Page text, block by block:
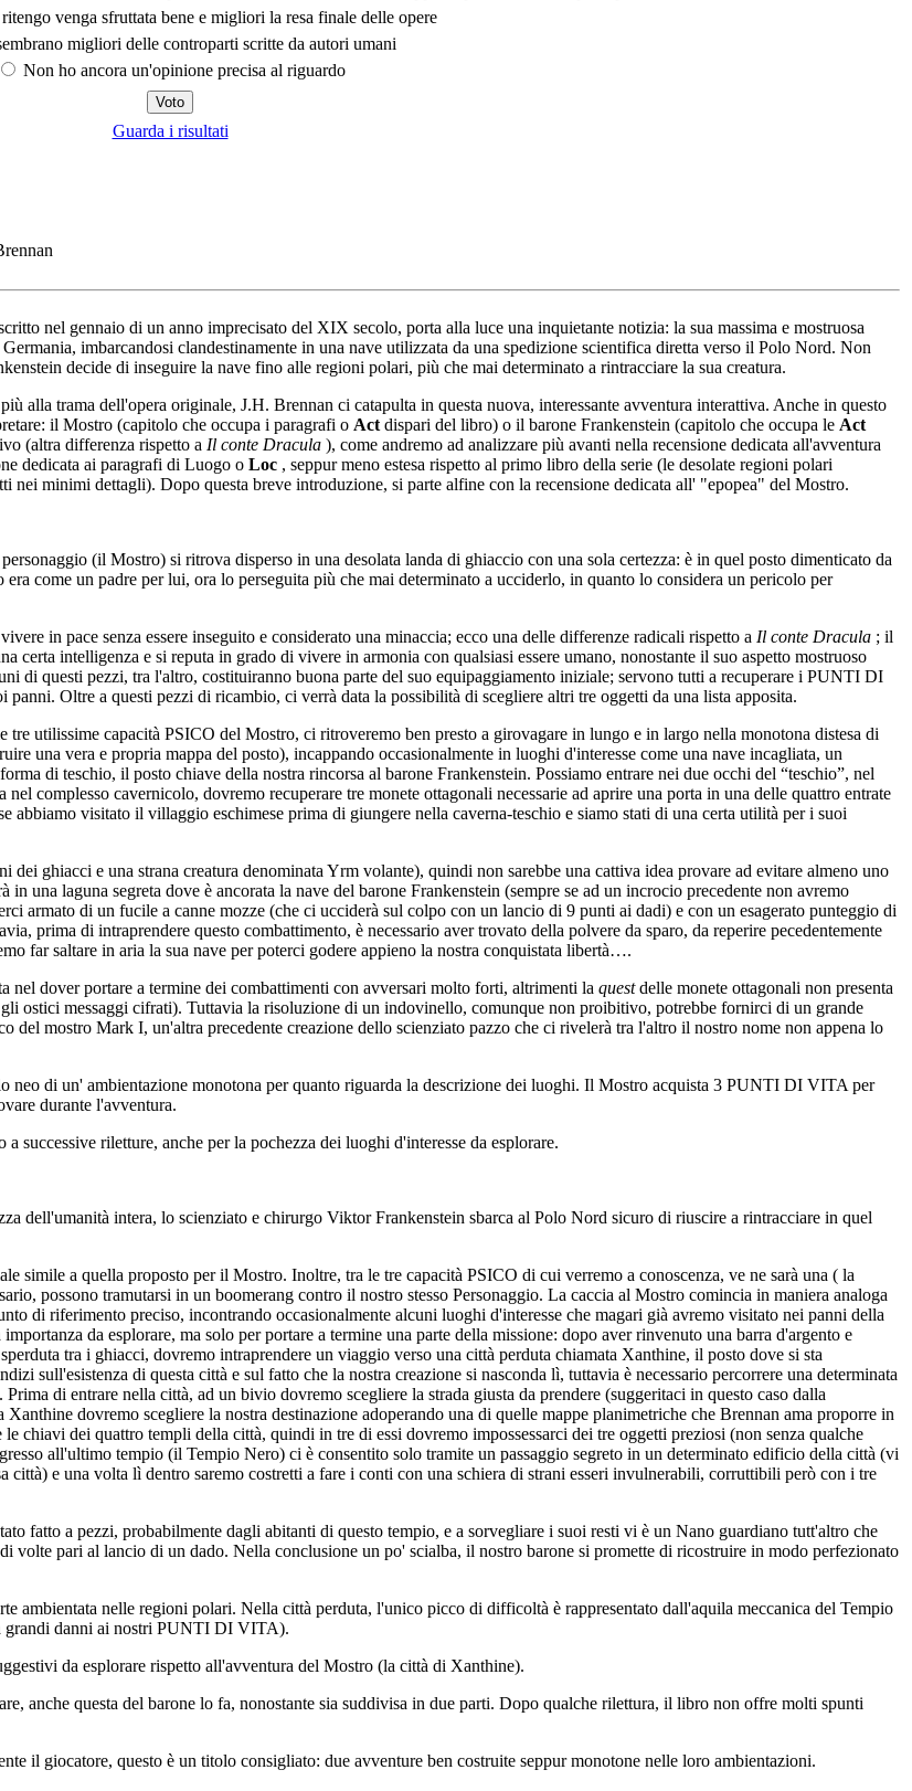
venga sfruttata bene e migliori la resa finale delle opere
migliori delle controparti scritte da autori umani
Non ho ancora un'opinione precisa al riguardo
Guarda i risultati
nel gennaio di un anno imprecisato del XIX secolo, porta alla luce una inquietante notizia: la sua massima e mostruosa
imbarcandosi clandestinamente in una nave utilizzata da una spedizione scientifica diretta verso il Polo Nord. Non
decide di inseguire la nave fino alle regioni polari, più che mai determinato a rintracciare la sua creatura.
alla trama dell'opera originale, J.H. Brennan ci catapulta in questa nuova, interessante avventura interattiva. Anche in questo
il Mostro (capitolo che occupa i paragrafi o Act dispari del libro) o il barone Frankenstein (capitolo che occupa le Act
(altra differenza rispetto a Il conte Dracula ), come andremo ad analizzare più avanti nella recensione dedicata all'avventura
dedicata ai paragrafi di Luogo o Loc , seppur meno estesa rispetto al primo libro della serie (le desolate regioni polari
nei minimi dettagli). Dopo questa breve introduzione, si parte alfine con la recensione dedicata all' "epopea" del Mostro.
(il Mostro) si ritrova disperso in una desolata landa di ghiaccio con una sola certezza: è in quel posto dimenticato da
come un padre per lui, ora lo perseguita più che mai determinato a ucciderlo, in quanto lo considera un pericolo per
in pace senza essere inseguito e considerato una minaccia; ecco una delle differenze radicali rispetto a Il conte Dracula ; il
certa intelligenza e si reputa in grado di vivere in armonia con qualsiasi essere umano, nonostante il suo aspetto mostruoso
di questi pezzi, tra l'altro, costituiranno buona parte del suo equipaggiamento iniziale; servono tutti a recuperare i PUNTI DI
Oltre a questi pezzi di ricambio, ci verrà data la possibilità di scegliere altri tre oggetti da una lista apposita.
utilissime capacità PSICO del Mostro, ci ritroveremo ben presto a girovagare in lungo e in largo nella monotona distesa di
una vera e propria mappa del posto), incappando occasionalmente in luoghi d'interesse come una nave incagliata, un
di teschio, il posto chiave della nostra rincorsa al barone Frankenstein. Possiamo entrare nei due occhi del “teschio”, nel
complesso cavernicolo, dovremo recuperare tre monete ottagonali necessarie ad aprire una porta in una delle quattro entrate
abbiamo visitato il villaggio eschimese prima di giungere nella caverna-teschio e siamo stati di una certa utilità per i suoi
ghiacci e una strana creatura denominata Yrm volante), quindi non sarebbe una cattiva idea provare ad evitare almeno uno
una laguna segreta dove è ancorata la nave del barone Frankenstein (sempre se ad un incrocio precedente non avremo
armato di un fucile a canne mozze (che ci ucciderà sul colpo con un lancio di 9 punti ai dadi) e con un esagerato punteggio di
prima di intraprendere questo combattimento, è necessario aver trovato della polvere da sparo, da reperire pecedentemente
far saltare in aria la sua nave per poterci godere appieno la nostra conquistata libertà….
dover portare a termine dei combattimenti con avversari molto forti, altrimenti la questdelle monete ottagonali non presenta
ostici messaggi cifrati). Tuttavia la risoluzione di un indovinello, comunque non proibitivo, potrebbe fornirci di un grande
del mostro Mark I, un'altra precedente creazione dello scienziato pazzo che ci rivelerà tra l'altro il nostro nome non appena lo
neo di un' ambientazione monotona per quanto riguarda la descrizione dei luoghi. Il Mostro acquista 3 PUNTI DI VITA per
durante l'avventura.
successive riletture, anche per la pochezza dei luoghi d'interesse da esplorare.
dell'umanità intera, lo scienziato e chirurgo Viktor Frankenstein sbarca al Polo Nord sicuro di riuscire a rintracciare in quel
simile a quella proposto per il Mostro. Inoltre, tra le tre capacità PSICO di cui verremo a conoscenza, ve ne sarà una ( la
possono tramutarsi in un boomerang contro il nostro stesso Personaggio. La caccia al Mostro comincia in maniera analoga
di riferimento preciso, incontrando occasionalmente alcuni luoghi d'interesse che magari già avremo visitato nei panni della
da esplorare, ma solo per portare a termine una parte della missione: dopo aver rinvenuto una barra d'argento e
tra i ghiacci, dovremo intraprendere un viaggio verso una città perduta chiamata Xanthine, il posto dove si sta
sull'esistenza di questa città e sul fatto che la nostra creazione si nasconda lì, tuttavia è necessario percorrere una determinata
di entrare nella città, ad un bivio dovremo scegliere la strada giusta da prendere (suggeritaci in questo caso dalla
dovremo scegliere la nostra destinazione adoperando una di quelle mappe planimetriche che Brennan ama proporre in
chiavi dei quattro templi della città, quindi in tre di essi dovremo impossessarci dei tre oggetti preziosi (non senza qualche
all'ultimo tempio (il Tempio Nero) ci è consentito solo tramite un passaggio segreto in un determinato edificio della città (vi
città) e una volta lì dentro saremo costretti a fare i conti con una schiera di strani esseri invulnerabili, corruttibili però con i tre
fatto a pezzi, probabilmente dagli abitanti di questo tempio, e a sorvegliare i suoi resti vi è un Nano guardiano tutt'altro che
volte pari al lancio di un dado. Nella conclusione un po' scialba, il nostro barone si promette di ricostruire in modo perfezionato
ambientata nelle regioni polari. Nella città perduta, l'unico picco di difficoltà è rappresentato dall'aquila meccanica del Tempio
grandi danni ai nostri PUNTI DI VITA).
da esplorare rispetto all'avventura del Mostro (la città di Xanthine).
anche questa del barone lo fa, nonostante sia suddivisa in due parti. Dopo qualche rilettura, il libro non offre molti spunti
il giocatore, questo è un titolo consigliato: due avventure ben costruite seppur monotone nelle loro ambientazioni.